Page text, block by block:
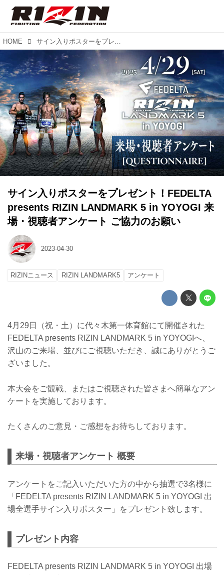
HOME サイン入りポスターをプレゼント！FEDELTA presents RIZIN LANDMARK 5 in YOYOGI 来場・視聴者アンケート ご協力のお願い
サイン入りポスターをプレゼント！FEDELTA
presents RIZIN LANDMARK 5 in YOYOGI 来
場・視聴者アンケート ご協力のお願い
2023-04-30
RIZINニュース RIZIN LANDMARK5 アンケート
4月29日（祝・土）に代々木第一体育館にて開催された
FEDELTA presents RIZIN LANDMARK 5 in YOYOGIへ、
沢山のご来場、並びにご視聴いただき、誠にありがとうご
ざいました。
本大会をご観戦、またはご視聴された皆さまへ簡単なアン
ケートを実施しております。
たくさんのご意見・ご感想をお待ちしております。
来場・視聴者アンケート 概要
アンケートをご記入いただいた方の中から抽選で3名様に
「FEDELTA presents RIZIN LANDMARK 5 in YOYOGI 出
場全選手サイン入りポスター」をプレゼント致します。
プレゼント内容
FEDELTA presents RIZIN LANDMARK 5 in YOYOGI 出場